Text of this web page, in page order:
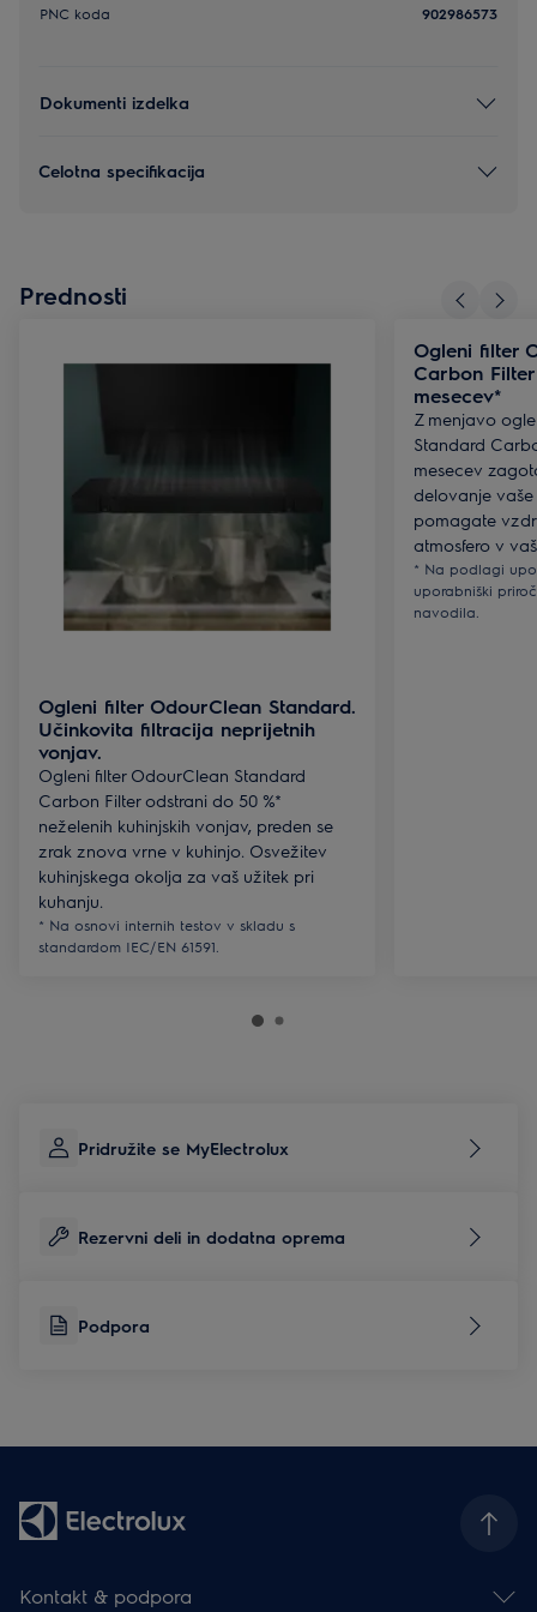
PNC koda 902986573
Dokumenti izdelka
Celotna specifikacija
Prednosti
Ogleni filter OdourClean Standard.
Učinkovita filtracija neprijetnih
vonjav.
Ogleni filter OdourClean Standard
Carbon Filter odstrani do 50 %*
neželenih kuhinjskih vonjav, preden se
zrak znova vrne v kuhinjo. Osvežitev
kuhinjskega okolja za vaš užitek pri
kuhanju.
* Na osnovi internih testov v skladu s
standardom IEC/EN 61591.
Ogleni filter
Carbon
mesecev*
Z menjavo
Standard
mesecev
delovanje vaše
pomagate
atmosfero v
* Na podlagi
uporabniški
navodila.
Pridružite se MyElectrolux
Rezervni deli in dodatna oprema
Podpora
Kontakt & podpora